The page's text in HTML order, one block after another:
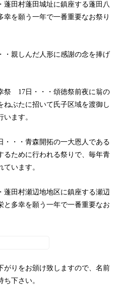
田村蓬田城址に鎮座する蓬田八
を願う一年で一番重要なお祭り
親しんだ人形に感謝の念を捧げ
17日・・・頌徳祭前夜に翁の
ぶたに招いて氏子区域を渡御し
ます。
・・青森開拓の一大恩人である
るために行われる祭りで、毎年青
います。
田村瀬辺地地区に鎮座する瀬辺
と多幸を願う一年で一番重要なお
がりをお頒け致しますので、名前
下さい。